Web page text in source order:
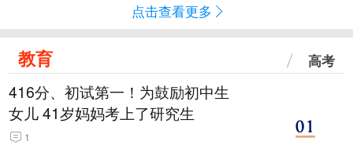
点击查看更多
教育 高考
416分、初试第一！为鼓励初中生
女儿 41岁妈妈考上了研究生
1